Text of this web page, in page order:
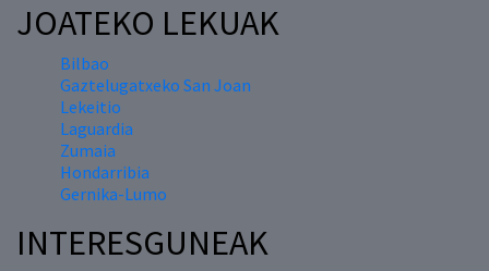
JOATEKO LEKUAK
Bilbao
Gaztelugatxeko San Joan
Lekeitio
Laguardia
Zumaia
Hondarribia
Gernika-Lumo
INTERESGUNEAK